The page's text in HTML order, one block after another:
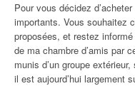
Pour vous décidez
importants. Vous souhaitez
proposées, et restez
de ma chambre d’amis par
munis d’un groupe
il est aujourd’hui largement